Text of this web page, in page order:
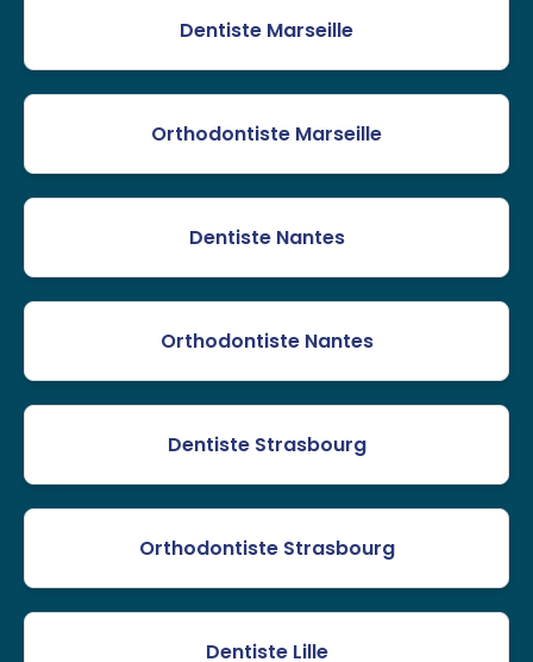
Dentiste Marseille
Orthodontiste Marseille
Dentiste Nantes
Orthodontiste Nantes
Dentiste Strasbourg
Orthodontiste Strasbourg
Dentiste Lille